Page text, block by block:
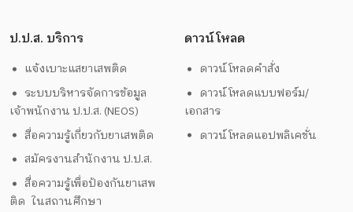
ป.ป.ส. บริการ
แจ้งเบาะแสยาเสพติด
ระบบบริหารจัดการข้อมูล
เจ้าพนักงาน ป.ป.ส. (NEOS)
สื่อความรู้เกี่ยวกับยาเสพติด
สมัครงานสำนักงาน ป.ป.ส.
สื่อความรู้เพื่อป้องกันยาเสพ
ติด ในสถานศึกษา
ดาวน์โหลด
ดาวน์โหลดคำสั่ง
ดาวน์โหลดแบบฟอร์ม/
เอกสาร
ดาวน์โหลดแอปพลิเคชั่น